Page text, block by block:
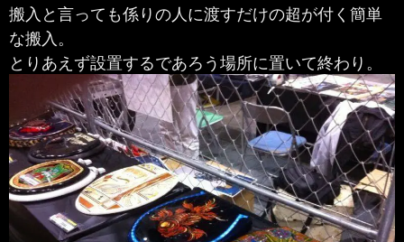
搬入と言っても係りの人に渡すだけの超が付く簡単
な搬入。
とりあえず設置するであろう場所に置いて終わり。